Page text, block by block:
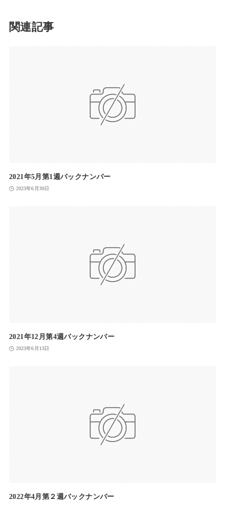
関連記事
2021年5月第1週バックナンバー
2023年6月30日
2021年12月第4週バックナンバー
2023年6月13日
2022年4月第２週バックナンバー